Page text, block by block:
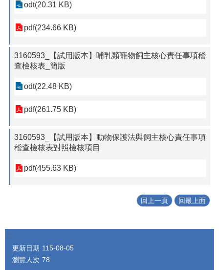
odt(20.31 KB)
pdf(234.66 KB)
3160593_【試用版本】哺乳類寵物飼主核心責任事項稽
查檢核表_簡版
odt(22.48 KB)
pdf(261.75 KB)
3160593_【試用版本】動物保護法與飼主核心責任事項
稽查檢核表對照檢核項目
pdf(455.63 KB)
回上一頁 回最上面
:::
更新日期 115-08-05
瀏覽人次 78